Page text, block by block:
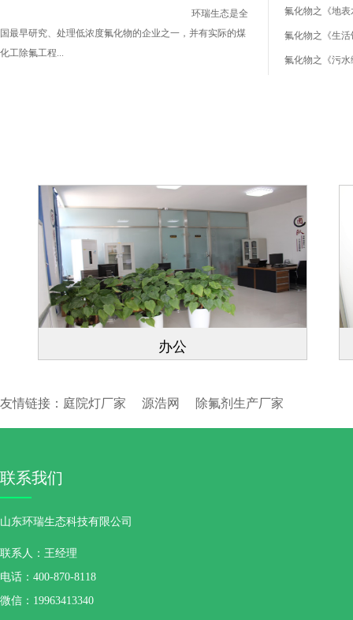
环瑞生态是全
国最早研究、处理低浓度氟化物的企业之一，并有实际的煤
化工除氟工程...
氟化物之《地表
氟化物之《生活
氟化物之《污水
办公
友情链接： 庭院灯厂家 源浩网 除氟剂生产厂家
联系我们
山东环瑞生态科技有限公司
联系人：王经理
电话：400-870-8118
微信：19963413340